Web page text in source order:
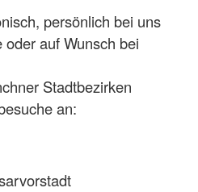
persönlich bei uns
auf Wunsch bei
Stadtbezirken
an: